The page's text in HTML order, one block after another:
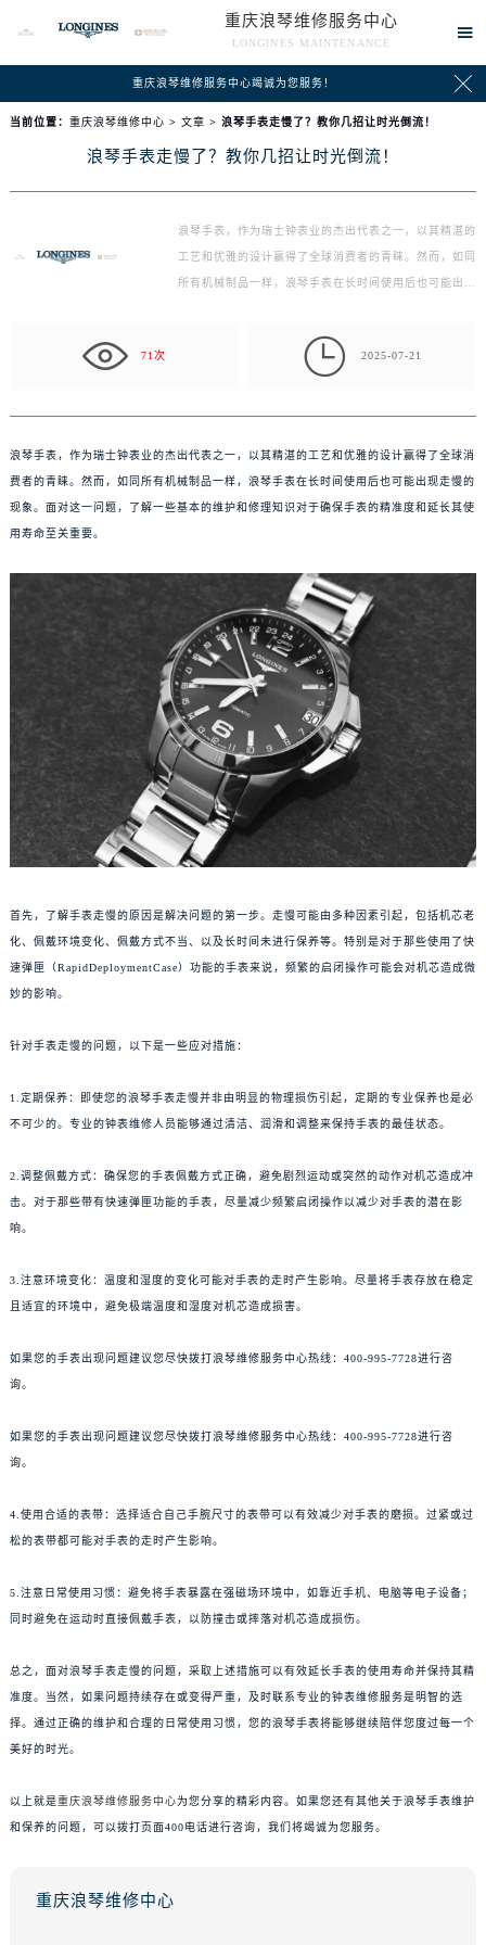
重庆浪琴维修服务中心
LONGINES MAINTENANCE

重庆浪琴维修服务中心竭诚为您服务！ 
当前位置： 重庆浪琴维修中心 > 文章 > 浪琴手表走慢了？教你几招让时光倒流！
浪琴手表走慢了？教你几招让时光倒流！
浪琴手表，作为瑞士钟表业的杰出代表之一，以其精湛的
工艺和优雅的设计赢得了全球消费者的青睐。然而，如同
所有机械制品一样，浪琴手表在长时间使用后也可能出
71次  2025-07-21
浪琴手表，作为瑞士钟表业的杰出代表之一，以其精湛的工艺和优雅的设计赢得了全球消
费者的青睐。然而，如同所有机械制品一样，浪琴手表在长时间使用后也可能出现走慢的
现象。面对这一问题，了解一些基本的维护和修理知识对于确保手表的精准度和延长其使
用寿命至关重要。
首先，了解手表走慢的原因是解决问题的第一步。走慢可能由多种因素引起，包括机芯老
化、佩戴环境变化、佩戴方式不当、以及长时间未进行保养等。特别是对于那些使用了快
速弹匣（RapidDeploymentCase）功能的手表来说，频繁的启闭操作可能会对机芯造成微
妙的影响。
针对手表走慢的问题，以下是一些应对措施：
1.定期保养：即使您的浪琴手表走慢并非由明显的物理损伤引起，定期的专业保养也是必
不可少的。专业的钟表维修人员能够通过清洁、润滑和调整来保持手表的最佳状态。
2.调整佩戴方式：确保您的手表佩戴方式正确，避免剧烈运动或突然的动作对机芯造成冲
击。对于那些带有快速弹匣功能的手表，尽量减少频繁启闭操作以减少对手表的潜在影
响。
3.注意环境变化：温度和湿度的变化可能对手表的走时产生影响。尽量将手表存放在稳定
且适宜的环境中，避免极端温度和湿度对机芯造成损害。
如果您的手表出现问题建议您尽快拨打浪琴维修服务中心热线：400-995-7728进行咨
询。
如果您的手表出现问题建议您尽快拨打浪琴维修服务中心热线：400-995-7728进行咨
询。
4.使用合适的表带：选择适合自己手腕尺寸的表带可以有效减少对手表的磨损。过紧或过
松的表带都可能对手表的走时产生影响。
5.注意日常使用习惯：避免将手表暴露在强磁场环境中，如靠近手机、电脑等电子设备；
同时避免在运动时直接佩戴手表，以防撞击或摔落对机芯造成损伤。
总之，面对浪琴手表走慢的问题，采取上述措施可以有效延长手表的使用寿命并保持其精
准度。当然，如果问题持续存在或变得严重，及时联系专业的钟表维修服务是明智的选
择。通过正确的维护和合理的日常使用习惯，您的浪琴手表将能够继续陪伴您度过每一个
美好的时光。
以上就是重庆浪琴维修服务中心为您分享的精彩内容。如果您还有其他关于浪琴手表维护
和保养的问题，可以拨打页面400电话进行咨询，我们将竭诚为您服务。
重庆浪琴维修中心